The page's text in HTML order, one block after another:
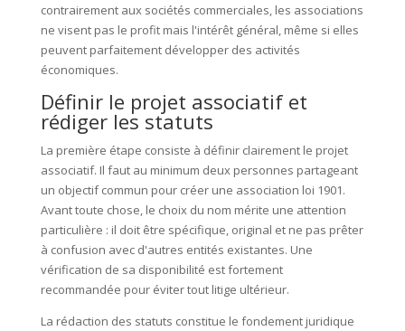
contrairement aux sociétés commerciales, les associations
ne visent pas le profit mais l'intérêt général, même si elles
peuvent parfaitement développer des activités
économiques.
Définir le projet associatif et
rédiger les statuts
La première étape consiste à définir clairement le projet
associatif. Il faut au minimum deux personnes partageant
un objectif commun pour créer une association loi 1901.
Avant toute chose, le choix du nom mérite une attention
particulière : il doit être spécifique, original et ne pas prêter
à confusion avec d'autres entités existantes. Une
vérification de sa disponibilité est fortement
recommandée pour éviter tout litige ultérieur.
La rédaction des statuts constitue le fondement juridique